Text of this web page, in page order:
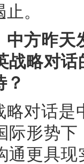
。
中方昨
战略对
？
略对话是
际形势
通更具